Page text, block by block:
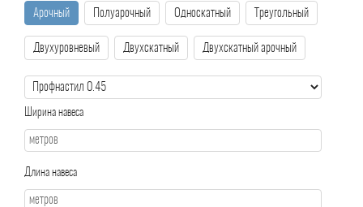
Арочный Полуарочный Односкатный Треугольный
Двухуровневый Двухскатный Двухскатный арочный
Ширина навеса
Длина навеса